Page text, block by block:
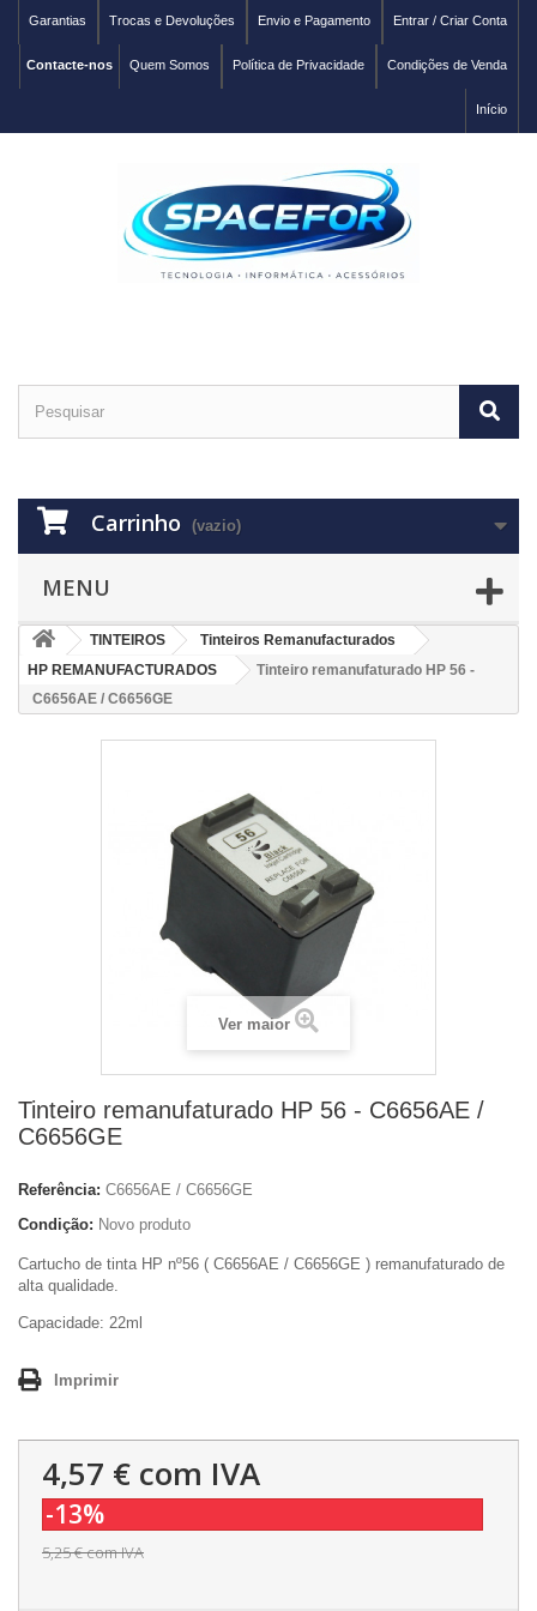
Entrar / Criar Conta
Envio e Pagamento
Trocas e Devoluções
Garantias
Condições de Venda
Política de Privacidade
Quem Somos
Contacte-nos
Início
Carrinho (vazio)
MENU
TINTEIROS
Tinteiros Remanufacturados
HP REMANUFACTURADOS
Tinteiro remanufaturado HP 56 -
C6656AE / C6656GE
Ver maior
Tinteiro remanufaturado HP 56 - C6656AE /
C6656GE
Referência: C6656AE / C6656GE
Condição: Novo produto
Cartucho de tinta HP nº56 ( C6656AE / C6656GE ) remanufaturado de
alta qualidade.
Capacidade: 22ml
Imprimir
4,57 € com IVA
-13%
5,25 €com IVA